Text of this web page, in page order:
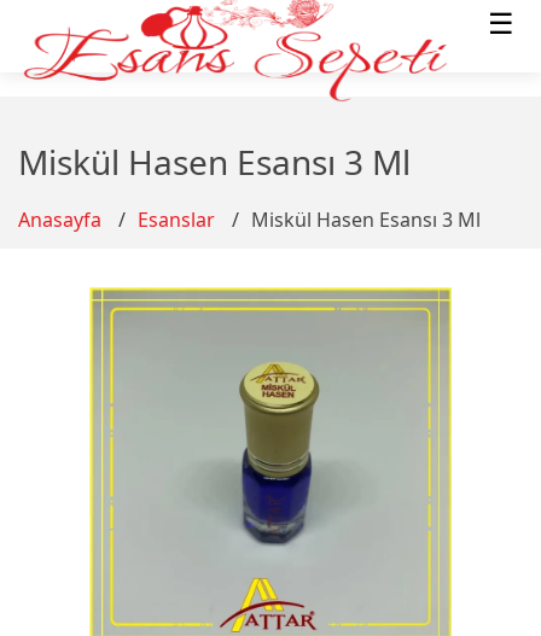
☰
Miskül Hasen Esansı 3 Ml
Anasayfa Esanslar Miskül Hasen Esansı 3 Ml